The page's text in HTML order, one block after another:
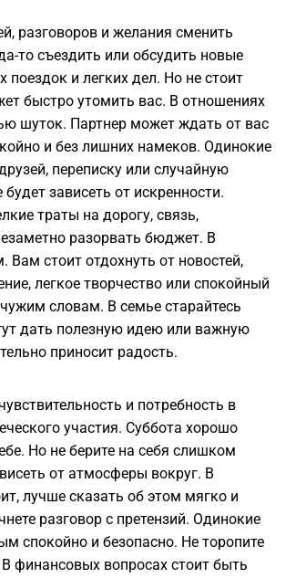
разговоров и желания сменить
то съездить или обсудить новые
и легких дел. Но не стоит
быстро утомить вас. В отношениях
шуток. Партнер может ждать от вас
и без лишних намеков. Одинокие
переписку или случайную
зависеть от искренности.
траты на дорогу, связь,
разорвать бюджет. В
стоит отдохнуть от новостей,
легкое творчество или спокойный
словам. В семье старайтесь
дать полезную идею или важную
приносит радость.
и потребность в
участия. Суббота хорошо
Но не берите на себя слишком
от атмосферы вокруг. В
лучше сказать об этом мягко и
разговор с претензий. Одинокие
спокойно и безопасно. Не торопите
финансовых вопросах стоит быть